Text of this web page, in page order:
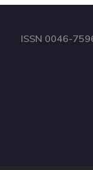
ISSN 0046-